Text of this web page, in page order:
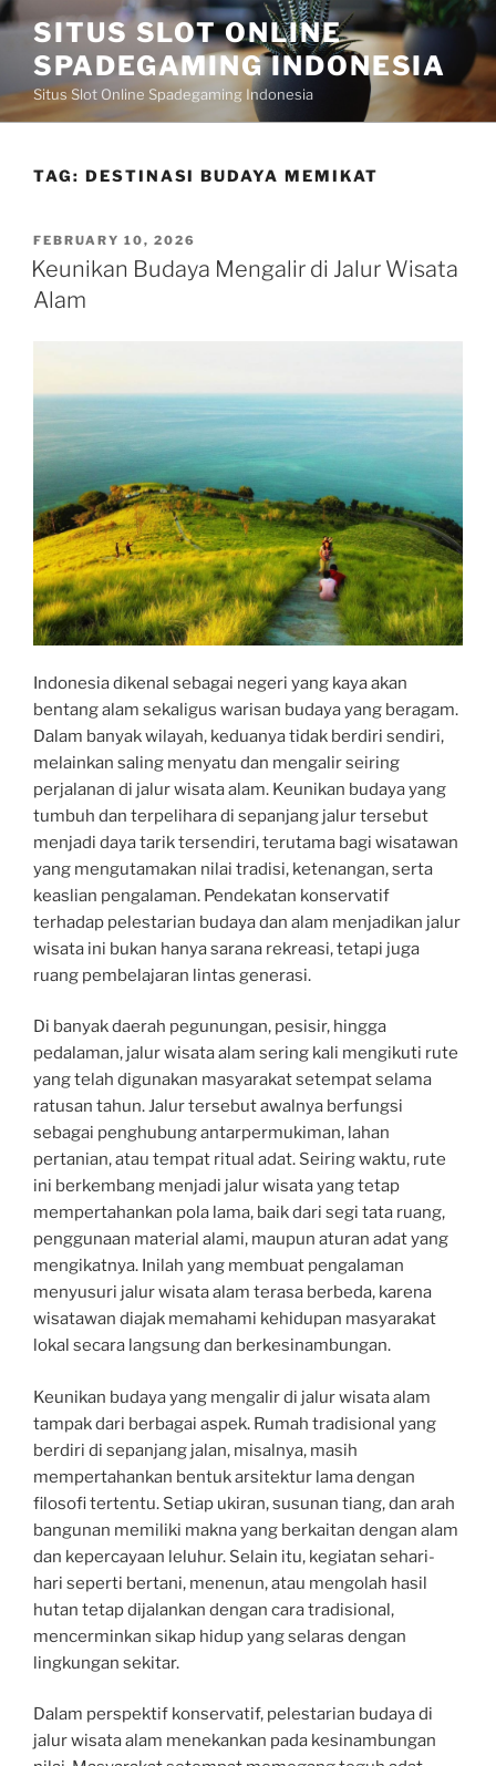
Skip
content
SITUS SLOT ONLINE
SPADEGAMING INDONESIA
Situs Slot Online Spadegaming Indonesia
TAG: DESTINASI BUDAYA MEMIKAT
POSTED
ON
FEBRUARY 10, 2026
Keunikan Budaya Mengalir di Jalur Wisata
Alam
Indonesia dikenal sebagai negeri yang kaya akan
bentang alam sekaligus warisan budaya yang beragam.
Dalam banyak wilayah, keduanya tidak berdiri sendiri,
melainkan saling menyatu dan mengalir seiring
perjalanan di jalur wisata alam. Keunikan budaya yang
tumbuh dan terpelihara di sepanjang jalur tersebut
menjadi daya tarik tersendiri, terutama bagi wisatawan
yang mengutamakan nilai tradisi, ketenangan, serta
keaslian pengalaman. Pendekatan konservatif
terhadap pelestarian budaya dan alam menjadikan jalur
wisata ini bukan hanya sarana rekreasi, tetapi juga
ruang pembelajaran lintas generasi.
Di banyak daerah pegunungan, pesisir, hingga
pedalaman, jalur wisata alam sering kali mengikuti rute
yang telah digunakan masyarakat setempat selama
ratusan tahun. Jalur tersebut awalnya berfungsi
sebagai penghubung antarpermukiman, lahan
pertanian, atau tempat ritual adat. Seiring waktu, rute
ini berkembang menjadi jalur wisata yang tetap
mempertahankan pola lama, baik dari segi tata ruang,
penggunaan material alami, maupun aturan adat yang
mengikatnya. Inilah yang membuat pengalaman
menyusuri jalur wisata alam terasa berbeda, karena
wisatawan diajak memahami kehidupan masyarakat
lokal secara langsung dan berkesinambungan.
Keunikan budaya yang mengalir di jalur wisata alam
tampak dari berbagai aspek. Rumah tradisional yang
berdiri di sepanjang jalan, misalnya, masih
mempertahankan bentuk arsitektur lama dengan
filosofi tertentu. Setiap ukiran, susunan tiang, dan arah
bangunan memiliki makna yang berkaitan dengan alam
dan kepercayaan leluhur. Selain itu, kegiatan sehari-
hari seperti bertani, menenun, atau mengolah hasil
hutan tetap dijalankan dengan cara tradisional,
mencerminkan sikap hidup yang selaras dengan
lingkungan sekitar.
Dalam perspektif konservatif, pelestarian budaya di
jalur wisata alam menekankan pada kesinambungan